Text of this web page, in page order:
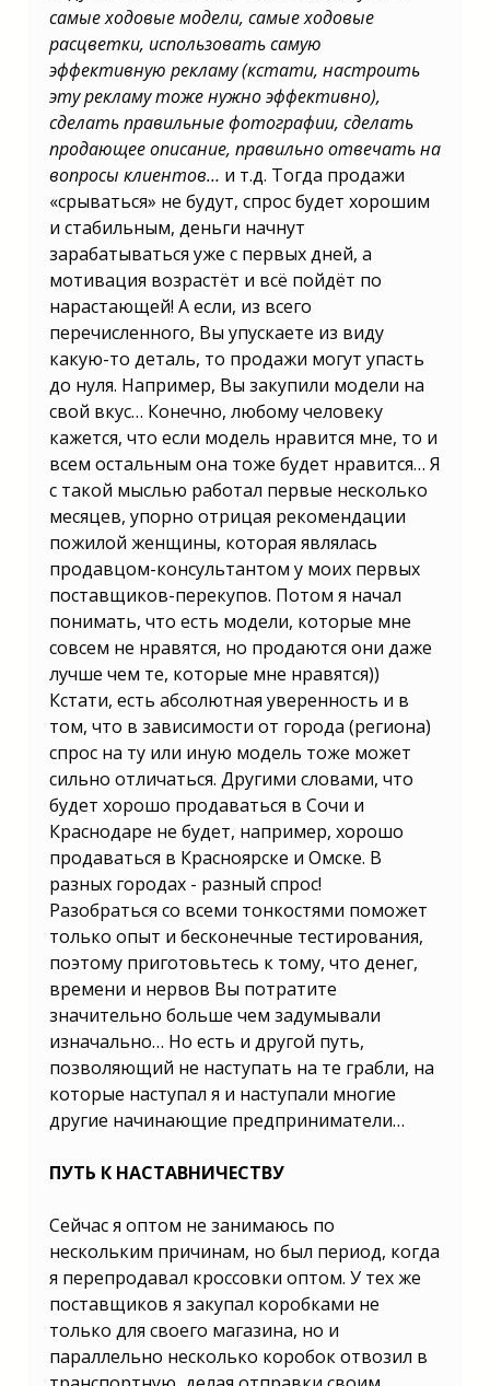
самые ходовые модели, самые ходовые
расцветки, использовать самую
эффективную рекламу (кстати, настроить
эту рекламу тоже нужно эффективно),
сделать правильные фотографии, сделать
продающее описание, правильно отвечать на
вопросы клиентов… и т.д. Тогда продажи
«срываться» не будут, спрос будет хорошим
и стабильным, деньги начнут
зарабатываться уже с первых дней, а
мотивация возрастёт и всё пойдёт по
нарастающей! А если, из всего
перечисленного, Вы упускаете из виду
какую-то деталь, то продажи могут упасть
до нуля. Например, Вы закупили модели на
свой вкус… Конечно, любому человеку
кажется, что если модель нравится мне, то и
всем остальным она тоже будет нравится… Я
с такой мыслью работал первые несколько
месяцев, упорно отрицая рекомендации
пожилой женщины, которая являлась
продавцом-консультантом у моих первых
поставщиков-перекупов. Потом я начал
понимать, что есть модели, которые мне
совсем не нравятся, но продаются они даже
лучше чем те, которые мне нравятся))
Кстати, есть абсолютная уверенность и в
том, что в зависимости от города (региона)
спрос на ту или иную модель тоже может
сильно отличаться. Другими словами, что
будет хорошо продаваться в Сочи и
Краснодаре не будет, например, хорошо
продаваться в Красноярске и Омске. В
разных городах - разный спрос!
Разобраться со всеми тонкостями поможет
только опыт и бесконечные тестирования,
поэтому приготовьтесь к тому, что денег,
времени и нервов Вы потратите
значительно больше чем задумывали
изначально… Но есть и другой путь,
позволяющий не наступать на те грабли, на
которые наступал я и наступали многие
другие начинающие предприниматели…
ПУТЬ К НАСТАВНИЧЕСТВУ
Сейчас я оптом не занимаюсь по
нескольким причинам, но был период, когда
я перепродавал кроссовки оптом. У тех же
поставщиков я закупал коробками не
только для своего магазина, но и
параллельно несколько коробок отвозил в